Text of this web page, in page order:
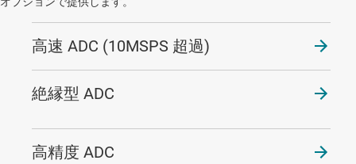
高速 ADC (10MSPS 超過)
絶縁型 ADC
高精度 ADC